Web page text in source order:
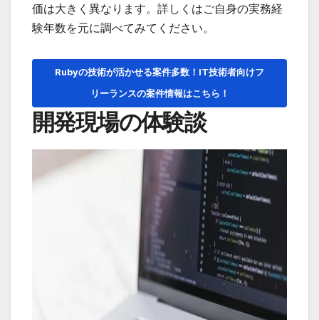
価は大きく異なります。詳しくはご自身の実務経
験年数を元に調べてみてください。
Rubyの技術が活かせる案件多数！IT技術者向けフ
リーランスの案件情報はこちら！
開発現場の体験談